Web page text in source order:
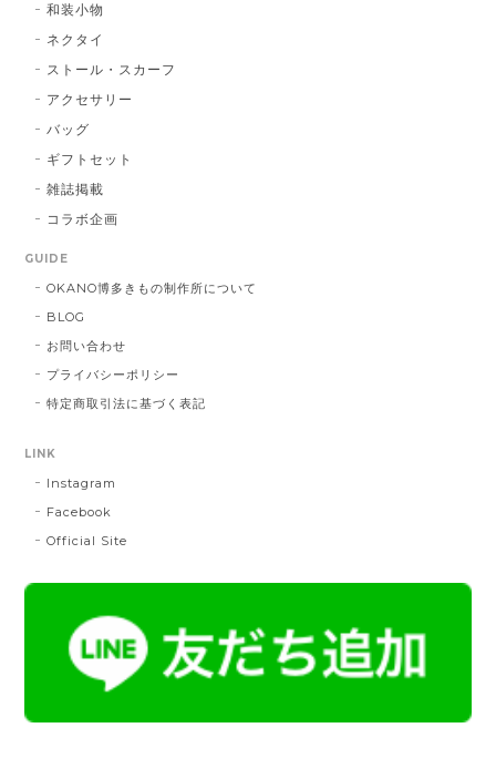
2025/05/26
2024/11/30
帯締 二分紐：鼡
NN：鼡
和装小物
ネクタイ
ストール・スカーフ
アクセサリー
バッグ
ギフトセット
雑誌掲載
コラボ企画
GUIDE
OKANO博多きもの制作所について
BLOG
お問い合わせ
プライバシーポリシー
特定商取引法に基づく表記
LINK
Instagram
Facebook
Official Site